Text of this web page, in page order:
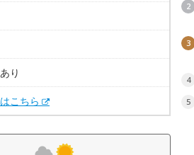
り
こちら
2
3
4
5